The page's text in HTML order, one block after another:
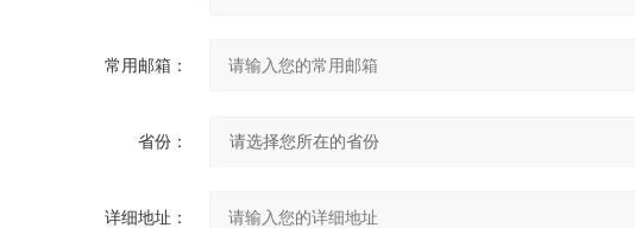
常用邮箱：
省份：
详细地址：